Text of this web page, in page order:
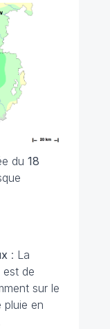
du 18
: La
est de
sur le
en